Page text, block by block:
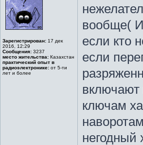
Зарегистрирован: 17 дек
2016, 12:29
Сообщения: 3237
место жительства: Казахстан
практический опыт в
радиоэлектронике: от 5-ти
лет и более
вообще(
если кто
если
включают
ключам
негодный